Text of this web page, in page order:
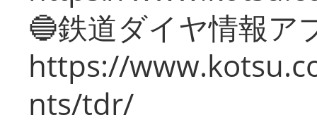
🔵鉄道ダイヤ情報ア
https://
nts/tdr/